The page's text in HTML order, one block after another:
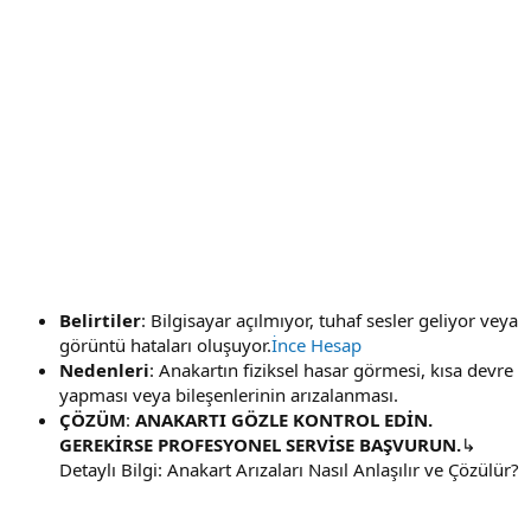
Belirtiler: Bilgisayar açılmıyor, tuhaf sesler geliyor veya
görüntü hataları oluşuyor.İnce Hesap
Nedenleri: Anakartın fiziksel hasar görmesi, kısa devre
yapması veya bileşenlerinin arızalanması.
ÇÖZÜM: ANAKARTI GÖZLE KONTROL EDİN.
GEREKİRSE PROFESYONEL SERVİSE BAŞVURUN.↳
Detaylı Bilgi: Anakart Arızaları Nasıl Anlaşılır ve Çözülür?